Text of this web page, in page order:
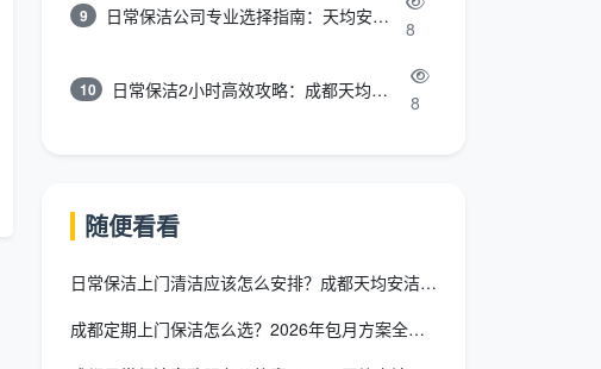
9 日常保洁公司专业选择指南：天均安洁保洁服务全解析
8
10 日常保洁2小时高效攻略：成都天均安洁保洁专业时间管理方案
8
随便看看
日常保洁上门清洁应该怎么安排？成都天均安洁保洁专业指南
成都定期上门保洁怎么选？2026年包月方案全攻略，省心又省钱